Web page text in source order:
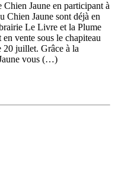
Chien Jaune en participant à
Chien Jaune sont déjà en
Le Livre et la Plume
vente sous le chapiteau
20 juillet. Grâce à la
vous (…)